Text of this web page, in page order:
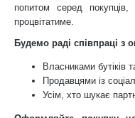
попитом серед
процвітатиме.
Будемо раді співпраці з
Власниками бутіків
Продавцями із
Усім, хто шукає